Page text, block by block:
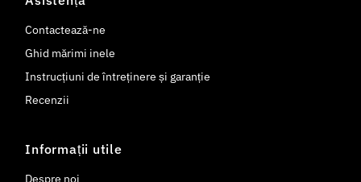
Contactează-ne
Ghid mărimi inele
Instrucțiuni de întreținere și garanție
Recenzii
Informații utile
Despre noi